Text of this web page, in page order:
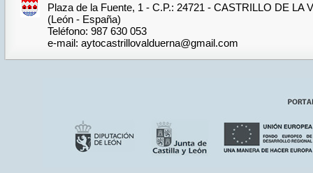
Plaza de la Fuente, 1 - C.P.: 24721 - CASTRILLO DE LA
(León - España)
Teléfono: 987 630 053
e-mail: aytocastrillovalduerna@gmail.com